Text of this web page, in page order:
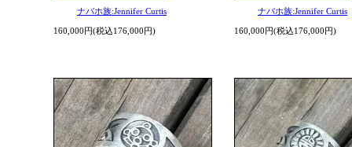
ナバホ族:Jennifer Curtis
160,000円(税込176,000円)
ナバホ族:Jennifer Curtis
160,000円(税込176,000円)